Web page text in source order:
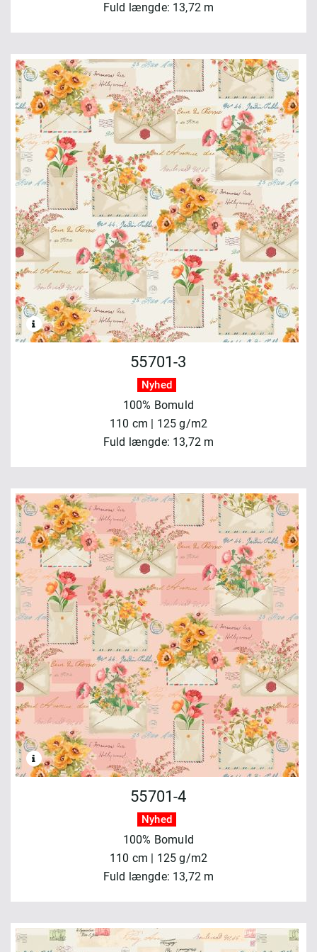
Fuld længde: 13,72 m
55701-3
Nyhed
100% Bomuld
110 cm | 125 g/m2
Fuld længde: 13,72 m
55701-4
Nyhed
100% Bomuld
110 cm | 125 g/m2
Fuld længde: 13,72 m